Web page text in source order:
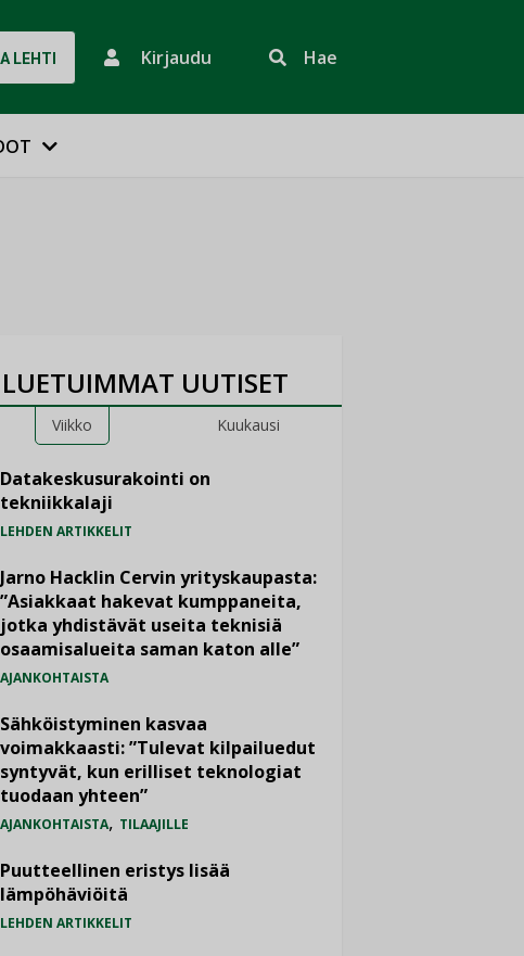
LEHTI Kirjaudu Hae
LUETUIMMAT UUTISET
Viikko Kuukausi
Datakeskusurakointi on
tekniikkalaji
LEHDEN ARTIKKELIT
Jarno Hacklin Cervin yrityskaupasta:
”Asiakkaat hakevat kumppaneita,
jotka yhdistävät useita teknisiä
osaamisalueita saman katon alle”
AJANKOHTAISTA
Sähköistyminen kasvaa
voimakkaasti: ”Tulevat kilpailuedut
syntyvät, kun erilliset teknologiat
tuodaan yhteen”
AJANKOHTAISTA, TILAAJILLE
Puutteellinen eristys lisää
lämpöhäviöitä
LEHDEN ARTIKKELIT